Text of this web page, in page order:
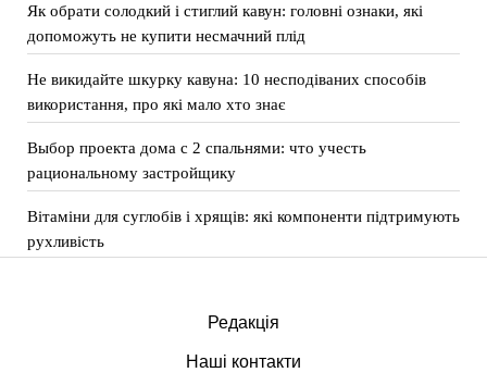
Як обрати солодкий і стиглий кавун: головні ознаки, які
допоможуть не купити несмачний плід
Не викидайте шкурку кавуна: 10 несподіваних способів
використання, про які мало хто знає
Выбор проекта дома с 2 спальнями: что учесть
рациональному застройщику
Вітаміни для суглобів і хрящів: які компоненти підтримують
рухливість
Редакція
Наші контакти